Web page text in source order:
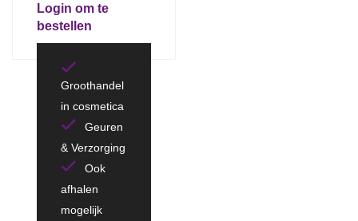
Login om te
bestellen
Groothandel
in cosmetica
Geuren
& Verzorging
Ook
afhalen
mogelijk